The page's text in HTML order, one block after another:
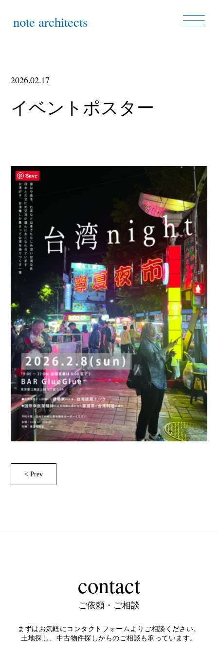
note architects
2026.02.17
イベントポスター
< Prev
contact
ご依頼・ご相談
まずはお気軽にコンタクトフォームよりご相談ください。
土地探し、中古物件探しからのご相談も承っています。
Save